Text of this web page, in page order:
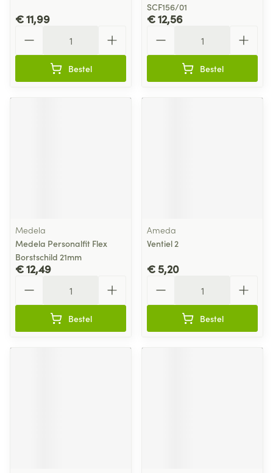
€ 11,99
Bestel
SCF156/01
€ 12,56
Bestel
Medela
Medela Personalfit Flex
Borstschild 21mm
€ 12,49
Bestel
Ameda
Ventiel 2
€ 5,20
Bestel